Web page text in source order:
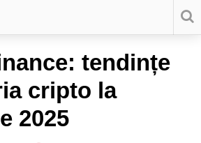
tendințe
cripto la
2025